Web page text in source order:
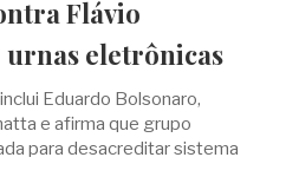
Flávio
eletrônicas
Eduardo Bolsonaro,
e afirma que grupo
para desacreditar sistema